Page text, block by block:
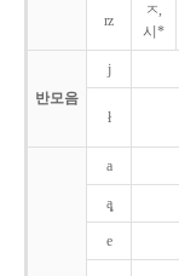
rz
ㅈ,
시*
반모음
j
ł
a
ą̨
e